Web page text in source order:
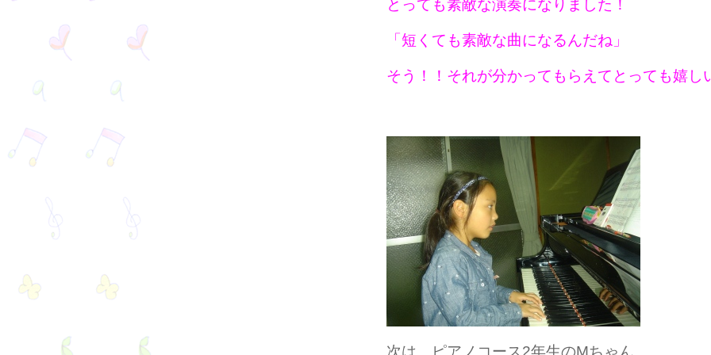
とっても素敵な演奏になりました！
「短くても素敵な曲になるんだね」
そう！！それが分かってもらえてとっても嬉し
次は、ピアノコース2年生のMちゃん。